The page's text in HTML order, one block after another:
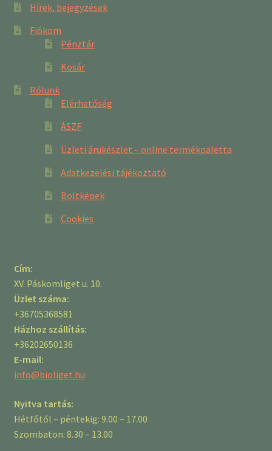
Hírek, bejegyzések
Fiókom
Pénztár
Kosár
Rólunk
Elérhetőség
ÁSZF
Üzleti árukészlet – online termékpaletta
Adatkezelési tájékoztató
Boltképek
Cookies
Cím:
XV. Páskomliget u. 10.
Üzlet száma:
+36705368581
Házhoz szállítás:
+36202650136
E-mail:
info@bioliget.hu
Nyitva tartás:
Hétfőtől – péntekig: 9.00 – 17.00
Szombaton: 8.30 – 13.00